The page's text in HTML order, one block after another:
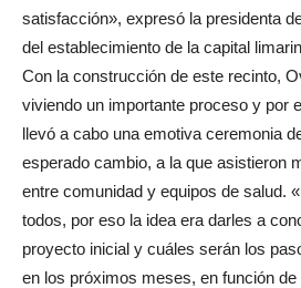
satisfacción», expresó la presidenta
del establecimiento de la capital
Con la construcción de este recinto,
viviendo un importante proceso y por
llevó a cabo una emotiva ceremonia
esperado cambio, a la que asistieron
entre comunidad y equipos de salud.
todos, por eso la idea era darles a
proyecto inicial y cuáles serán los
en los próximos meses, en función